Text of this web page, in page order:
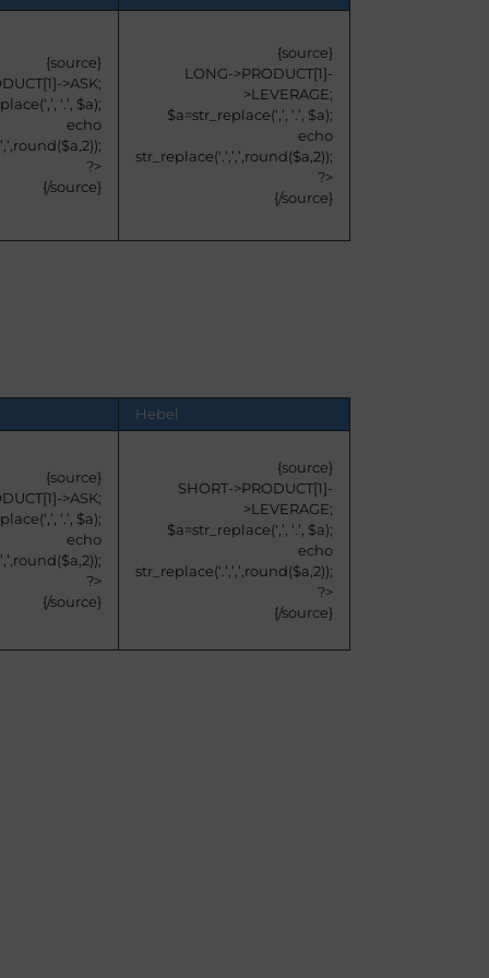
{source}
>ASK;
‘.’, $a);
echo
?>
{/source}
{source}
LONG->PRODUCT[1]-
>LEVERAGE;
$a=str_replace(‘,’, ‘.’, $a);
echo
str_replace(‘.’,’,’,round($a,2));
?>
{/source}
Hebel
{source}
>ASK;
‘.’, $a);
echo
?>
{/source}
{source}
SHORT->PRODUCT[1]-
>LEVERAGE;
$a=str_replace(‘,’, ‘.’, $a);
echo
str_replace(‘.’,’,’,round($a,2));
?>
{/source}